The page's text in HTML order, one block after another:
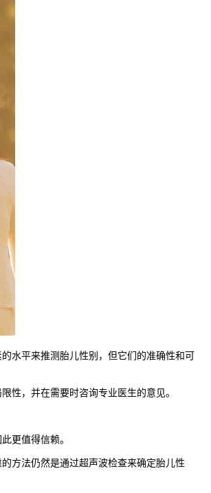
平来推测胎儿性别，但它们的准确性和可
，并在需要时咨询专业医生的意见。
更值得信赖。
方法仍然是通过超声波检查来确定胎儿性